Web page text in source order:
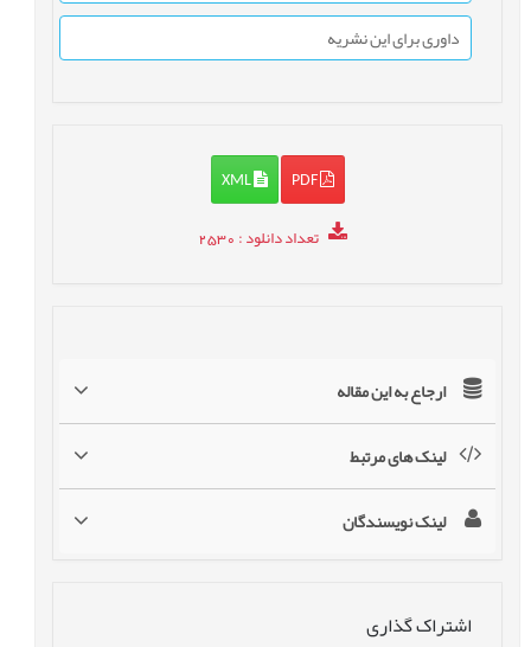
داوری برای این نشریه
PDF
XML
تعداد دانلود: 2530
ارجاع به این مقاله
لینک های مرتبط
لینک نویسندگان
اشتراک گذاری